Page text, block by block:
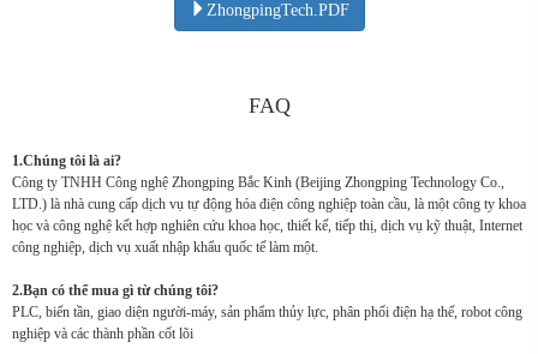
ZhongpingTech.PDF
FAQ
1.Chúng tôi là ai?
Công ty TNHH Công nghệ Zhongping Bắc Kinh (Beijing Zhongping Technology Co.,
LTD.) là nhà cung cấp dịch vụ tự động hóa điện công nghiệp toàn cầu, là một công ty khoa
học và công nghệ kết hợp nghiên cứu khoa học, thiết kế, tiếp thị, dịch vụ kỹ thuật, Internet
công nghiệp, dịch vụ xuất nhập khẩu quốc tế làm một.
2.Bạn có thể mua gì từ chúng tôi?
PLC, biến tần, giao diện người-máy, sản phẩm thủy lực, phân phối điện hạ thế, robot công
nghiệp và các thành phần cốt lõi